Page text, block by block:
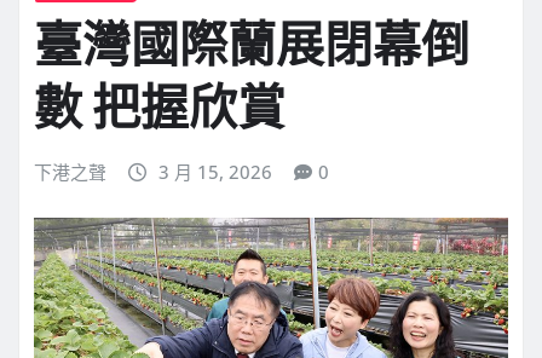
臺灣國際蘭展閉幕倒
數 把握欣賞
下港之聲 3 月 15, 2026 0